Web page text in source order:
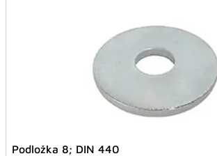
Podložka 8; DIN 440